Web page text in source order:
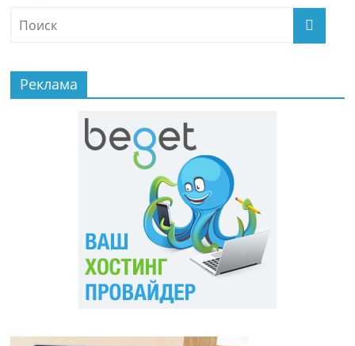
Реклама